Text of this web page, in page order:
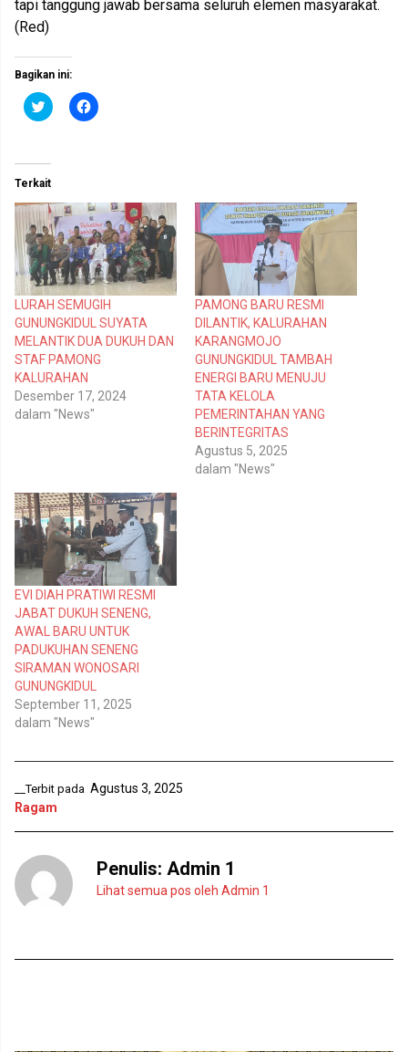
tapi tanggung jawab bersama seluruh elemen masyarakat.
(Red)
Bagikan ini:
K
l
n
t
u
k
b
e
r
b
a
g
i
p
a
d
a
T
w
i
t
e
r
(
k
a
d
i
j
e
e
l
a
a
n
g
b
a
u
)
K
l
k
m
e
m
b
a
g
i
k
a
d
i
F
a
b
o
b
u
k
a
d
i
j
e
n
d
e
a
y
a
n
g
b
a
r
Terkait
LURAH SEMUGIH
GUNUNGKIDUL SUYATA
MELANTIK DUA DUKUH DAN
STAF PAMONG
KALURAHAN
Desember 17, 2024
dalam "News"
PAMONG BARU RESMI
DILANTIK, KALURAHAN
KARANGMOJO
GUNUNGKIDUL TAMBAH
ENERGI BARU MENUJU
TATA KELOLA
PEMERINTAHAN YANG
BERINTEGRITAS
Agustus 5, 2025
dalam "News"
EVI DIAH PRATIWI RESMI
JABAT DUKUH SENENG,
AWAL BARU UNTUK
PADUKUHAN SENENG
SIRAMAN WONOSARI
GUNUNGKIDUL
September 11, 2025
dalam "News"
__Terbit pada Agustus 3, 2025
Ragam
Penulis: Admin 1
Lihat semua pos oleh Admin 1